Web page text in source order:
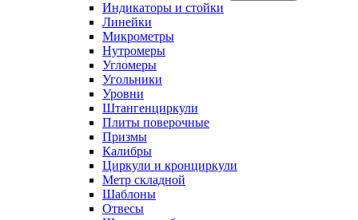
Индикаторы и стойки
Линейки
Микрометры
Нутромеры
Угломеры
Угольники
Уровни
Штангенциркули
Плиты поверочные
Призмы
Калибры
Циркули и кронциркули
Метр складной
Шаблоны
Отвесы